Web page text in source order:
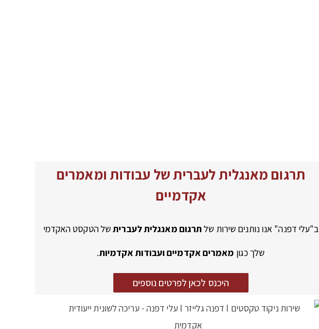
תרגום מאנגלית לעברית של עבודות ומאמרים
אקדמיים
ב"עלי דפנה" אנו נותנים שירות של תרגום מאנגלית לעבריתשל הטקסט האקדמי
שלך כגון מאמרים אקדמיים ועבודות אקדמיות.
היכנס לכאן לפרטים נוספים